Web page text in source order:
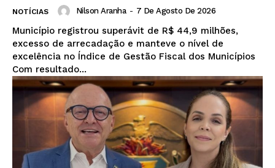
NOTÍCIAS Nilson Aranha - 7 De Agosto De 2026
Município registrou superávit de R$ 44,9 milhões,
excesso de arrecadação e manteve o nível de
excelência no Índice de Gestão Fiscal dos Municípios
Com resultado...